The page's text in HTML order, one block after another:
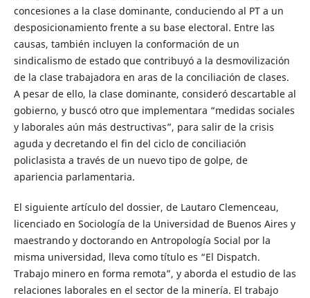
concesiones a la clase dominante, conduciendo al PT a un
desposicionamiento frente a su base electoral. Entre las
causas, también incluyen la conformación de un
sindicalismo de estado que contribuyó a la desmovilización
de la clase trabajadora en aras de la conciliación de clases.
A pesar de ello, la clase dominante, consideró descartable al
gobierno, y buscó otro que implementara “medidas sociales
y laborales aún más destructivas”, para salir de la crisis
aguda y decretando el fin del ciclo de conciliación
policlasista a través de un nuevo tipo de golpe, de
apariencia parlamentaria.
El siguiente artículo del dossier, de Lautaro Clemenceau,
licenciado en Sociología de la Universidad de Buenos Aires y
maestrando y doctorando en Antropología Social por la
misma universidad, lleva como título es “El Dispatch.
Trabajo minero en forma remota”, y aborda el estudio de las
relaciones laborales en el sector de la minería. El trabajo